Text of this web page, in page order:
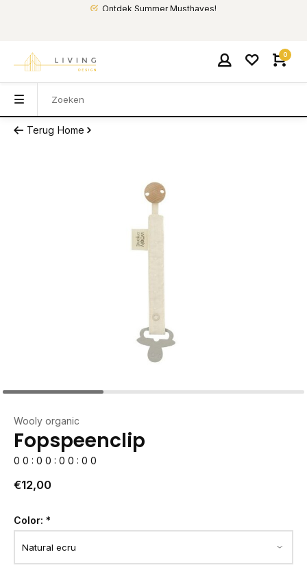
Ontdek Summer Musthaves!
0
Terug Home
Wooly organic
Fopspeenclip
0 0 : 0 0 : 0 0 : 0 0
€12,00
Color: *